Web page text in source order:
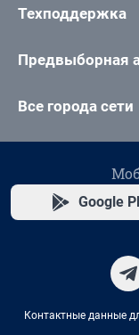
Техподдержка
Предвыборная
Все города сети
Google
Контактные данные